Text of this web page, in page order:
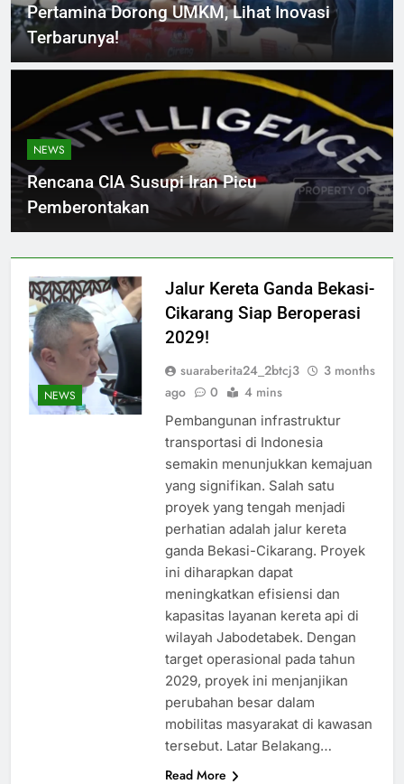
Pertamina Dorong UMKM, Lihat Inovasi
Terbarunya!
NEWS
Rencana CIA Susupi Iran Picu
Pemberontakan
NEWS
Jalur Kereta Ganda Bekasi-
Cikarang Siap Beroperasi
2029!
suaraberita24_2btcj3
3 months
ago
0 4 mins
Pembangunan infrastruktur
transportasi di Indonesia
semakin menunjukkan kemajuan
yang signifikan. Salah satu
proyek yang tengah menjadi
perhatian adalah jalur kereta
ganda Bekasi-Cikarang. Proyek
ini diharapkan dapat
meningkatkan efisiensi dan
kapasitas layanan kereta api di
wilayah Jabodetabek. Dengan
target operasional pada tahun
2029, proyek ini menjanjikan
perubahan besar dalam
mobilitas masyarakat di kawasan
tersebut. Latar Belakang…
Read More